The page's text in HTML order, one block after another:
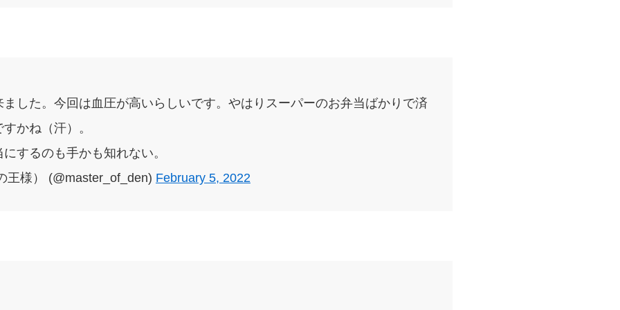
した。今回は血圧が高いらしいです。やはりスーパーのお弁当ばかりで済
かね（汗）。
するのも手かも知れない。
様） (@master_of_den) February 5, 2022